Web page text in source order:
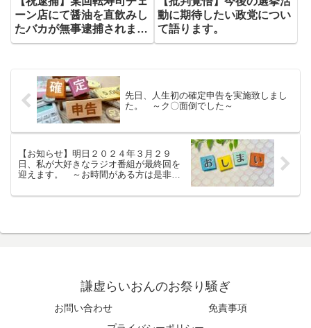
ーン店にて醤油を直飲みし
たバカが無事逮捕されまし
た。
動に期待したい政党につい
て語ります。
先日、人生初の確定申告を実施致しまし
た。 ～ク〇面倒でした～
【お知らせ】明日２０２４年３月２９
日、私が大好きなラジオ番組が最終回を
迎えます。 ～お時間がある方は是非お
謙虚らいおんのお祭り騒ぎ
お問い合わせ
免責事項